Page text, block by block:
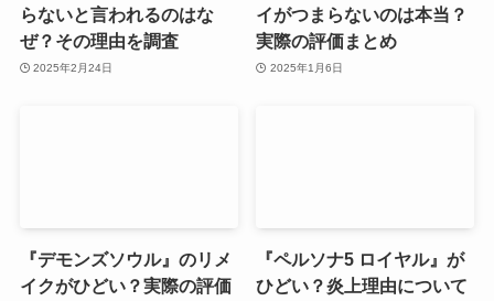
らないと言われるのはな
ぜ？その理由を調査
2025年2月24日
イがつまらないのは本当？
実際の評価まとめ
2025年1月6日
『デモンズソウル』のリメ
イクがひどい？実際の評価
『ペルソナ5 ロイヤル』が
ひどい？炎上理由について